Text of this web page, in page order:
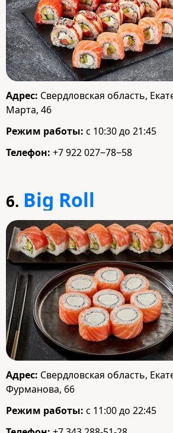
Адрес: Свердловская область,
Марта, 46
Режим работы: с 10:30 до 21:45
Телефон: +7 922 027‒78‒58
6. Big Roll
Адрес: Свердловская область,
Фурманова, 66
Режим работы: с 11:00 до 22:45